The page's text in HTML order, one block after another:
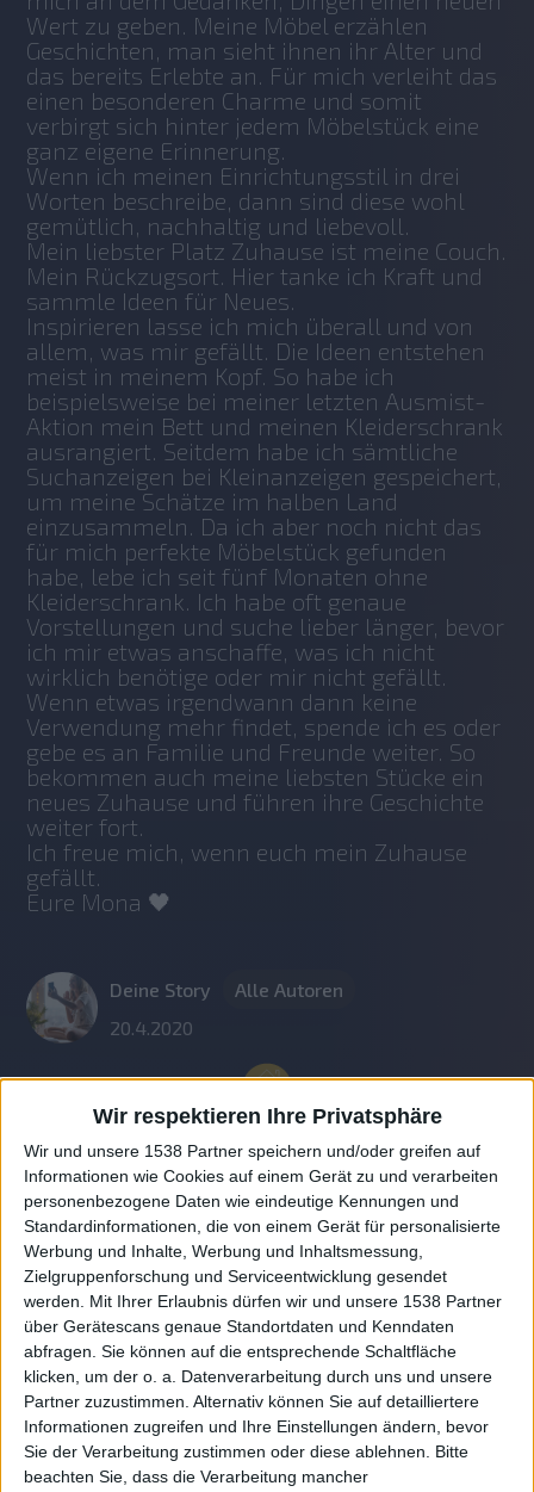
Wir respektieren Ihre Privatsphäre
Wir und unsere 1538 Partner speichern und/oder greifen auf
Informationen wie Cookies auf einem Gerät zu und verarbeiten
personenbezogene Daten wie eindeutige Kennungen und
Standardinformationen, die von einem Gerät für personalisierte
Werbung und Inhalte, Werbung und Inhaltsmessung,
Zielgruppenforschung und Serviceentwicklung gesendet
werden.
Mit Ihrer Erlaubnis dürfen wir und unsere 1538 Partner
über Gerätescans genaue Standortdaten und Kenndaten
abfragen. Sie können auf die entsprechende Schaltfläche
klicken, um der o. a. Datenverarbeitung durch uns und unsere
Partner zuzustimmen. Alternativ können Sie auf detailliertere
Informationen zugreifen und Ihre Einstellungen ändern, bevor
Sie der Verarbeitung zustimmen oder diese ablehnen.
Bitte
beachten Sie, dass die Verarbeitung mancher
Wert zu geben. Meine Möbel erzählen
Geschichten, man sieht ihnen ihr Alter und
das bereits Erlebte an. Für mich verleiht das
einen besonderen Charme und somit
verbirgt sich hinter jedem Möbelstück eine
ganz eigene Erinnerung.
Wenn ich meinen Einrichtungsstil in drei
Worten beschreibe, dann sind diese wohl
gemütlich, nachhaltig und liebevoll.
Mein liebster Platz Zuhause ist meine Couch.
Mein Rückzugsort. Hier tanke ich Kraft und
sammle Ideen für Neues.
Inspirieren lasse ich mich überall und von
allem, was mir gefällt. Die Ideen entstehen
meist in meinem Kopf. So habe ich
beispielsweise bei meiner letzten Ausmist-
Aktion mein Bett und meinen Kleiderschrank
ausrangiert. Seitdem habe ich sämtliche
Suchanzeigen bei Kleinanzeigen gespeichert,
um meine Schätze im halben Land
einzusammeln. Da ich aber noch nicht das
für mich perfekte Möbelstück gefunden
habe, lebe ich seit fünf Monaten ohne
Kleiderschrank. Ich habe oft genaue
Vorstellungen und suche lieber länger, bevor
ich mir etwas anschaffe, was ich nicht
wirklich benötige oder mir nicht gefällt.
Wenn etwas irgendwann dann keine
Verwendung mehr findet, spende ich es oder
gebe es an Familie und Freunde weiter. So
bekommen auch meine liebsten Stücke ein
neues Zuhause und führen ihre Geschichte
weiter fort.
Ich freue mich, wenn euch mein Zuhause
gefällt.
Eure Mona 🖤
Deine Story
Alle Autoren
20.4.2020
Auf DESMONDO findet Ihr Inspirationen für
individuelles, gemütliches und intelligentes Wohnen,
die aktuellsten Einrichtungstrends und Informatives zu
neuesten Smart Home Systemen.
Rechtliches
Impressum